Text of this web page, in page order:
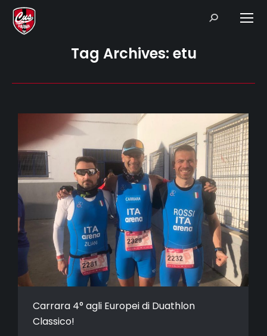
Search:
Tag Archives: etu
Carrara 4° agli Europei di Duathlon
Classico!